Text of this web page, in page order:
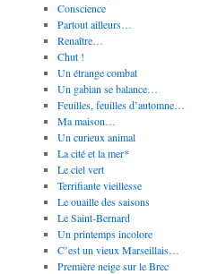
Conscience
Partout ailleurs…
Renaître…
Chut !
Un étrange combat
Un gabian se balance…
Feuilles, feuilles d’automne…
Ma maison…
Un curieux animal
La cité et la mer*
Le ciel vert
Terrifiante vieillesse
Le ouaille des saisons
Le Saint-Bernard
Un printemps incolore
C’est un vieux Marseillais…
Première neige sur le Brec